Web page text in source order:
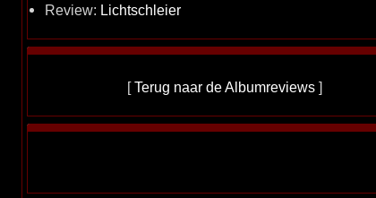
Review: Lichtschleier
[Terug naar de Albumreviews ]